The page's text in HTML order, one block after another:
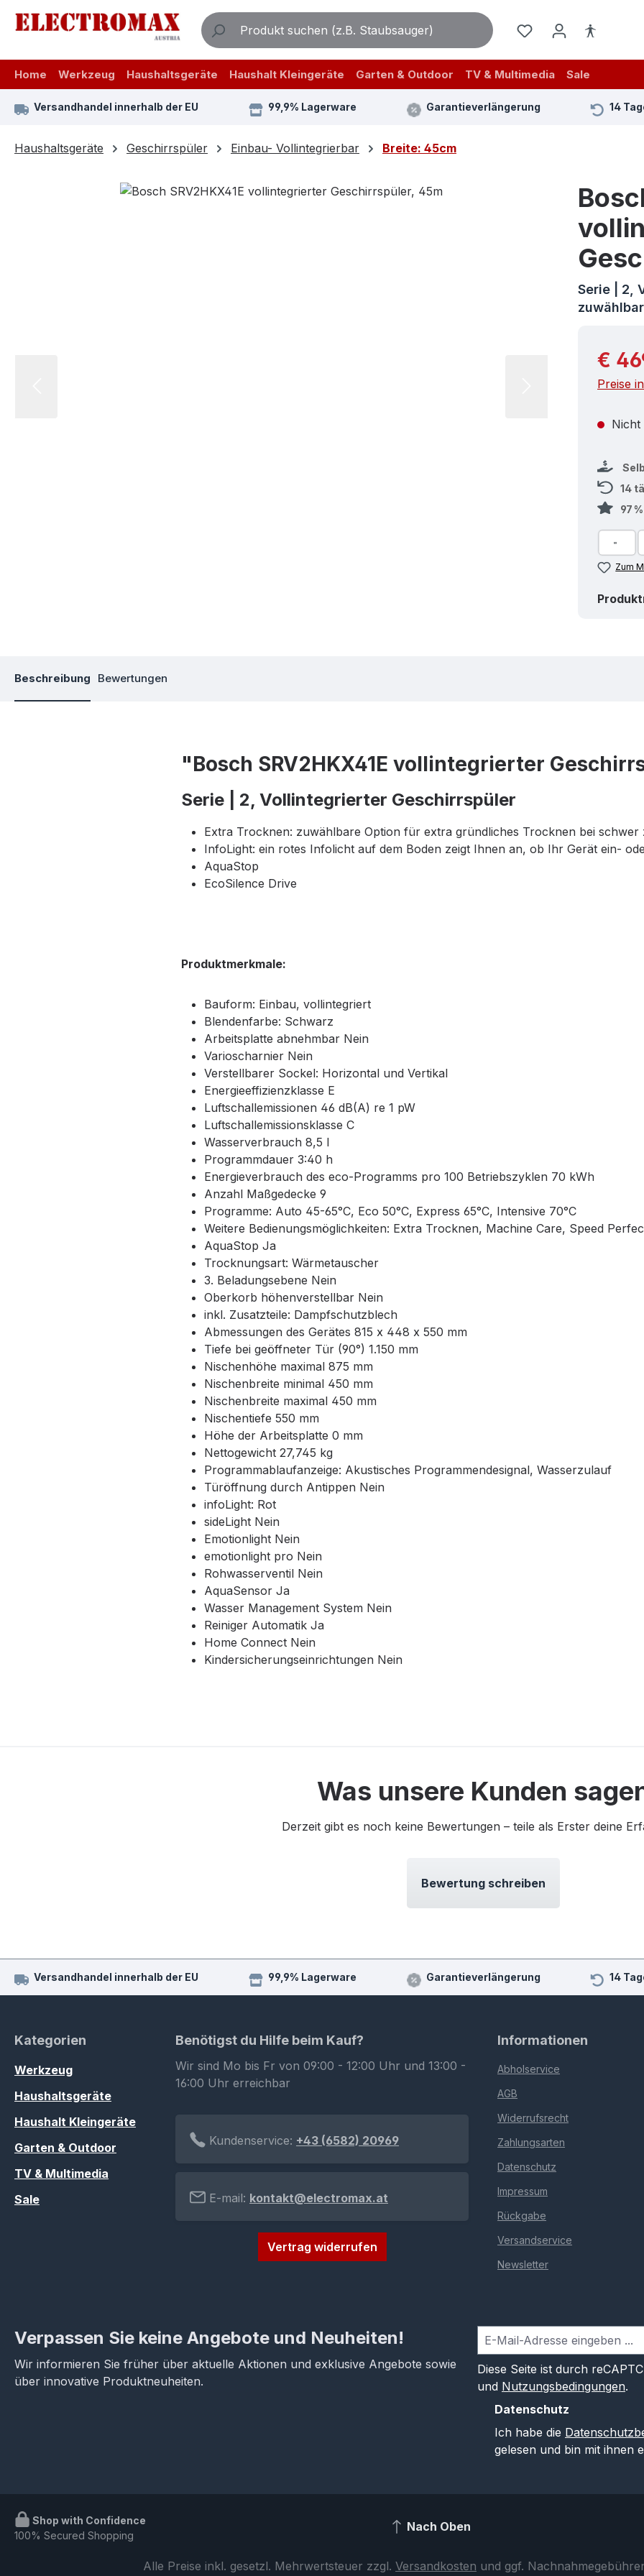
Hauptinhalt springen
Zur Suche springen
Zur Hauptnavigation springen
Home Werkzeug Haushaltsgeräte Haushalt Kleingeräte Garten & Outdoor TV & Multimedia Sale
Versandhandel innerhalb der EU 99,9% Lagerware Garantieverlängerung 14
Haushaltsgeräte Geschirrspüler Einbau- Vollintegrierbar Breite: 45cm
Bildergalerie überspringen
Serie | 2,
€
Preise
14
97
Zum
Beschreibung Bewertungen
"Bosch SRV2HKX41E vollintegrierter
Serie | 2, Vollintegrierter Geschirrspüler
Extra Trocknen: zuwählbare Option für extra gründliches Trocknen bei
InfoLight: ein rotes Infolicht auf dem Boden zeigt Ihnen an, ob Ihr Gerät ein-
AquaStop
EcoSilence Drive
Produktmerkmale:
Bauform: Einbau, vollintegriert
Blendenfarbe: Schwarz
Arbeitsplatte abnehmbar Nein
Varioscharnier Nein
Verstellbarer Sockel: Horizontal und Vertikal
Energieeffizienzklasse E
Luftschallemissionen 46 dB(A) re 1 pW
Luftschallemissionsklasse C
Wasserverbrauch 8,5 l
Programmdauer 3:40 h
Energieverbrauch des eco-Programms pro 100 Betriebszyklen 70 kWh
Anzahl Maßgedecke 9
Programme: Auto 45-65°C, Eco 50°C, Express 65°C, Intensive 70°C
Weitere Bedienungsmöglichkeiten: Extra Trocknen, Machine Care, Speed
AquaStop Ja
Trocknungsart: Wärmetauscher
3. Beladungsebene Nein
Oberkorb höhenverstellbar Nein
inkl. Zusatzteile: Dampfschutzblech
Abmessungen des Gerätes 815 x 448 x 550 mm
Tiefe bei geöffneter Tür (90°) 1.150 mm
Nischenhöhe maximal 875 mm
Nischenbreite minimal 450 mm
Nischenbreite maximal 450 mm
Nischentiefe 550 mm
Höhe der Arbeitsplatte 0 mm
Nettogewicht 27,745 kg
Programmablaufanzeige: Akustisches Programmendesignal, Wasserzulauf
Türöffnung durch Antippen Nein
infoLight: Rot
sideLight Nein
Emotionlight Nein
emotionlight pro Nein
Rohwasserventil Nein
AquaSensor Ja
Wasser Management System Nein
Reiniger Automatik Ja
Home Connect Nein
Kindersicherungseinrichtungen Nein
Was unsere Kunden
Derzeit gibt es noch keine Bewertungen – teile als Erster deine
Bewertung schreiben
Versandhandel innerhalb der EU 99,9% Lagerware Garantieverlängerung 14
Kategorien
Werkzeug
Haushaltsgeräte
Haushalt Kleingeräte
Garten & Outdoor
TV & Multimedia
Sale
Benötigst du Hilfe beim Kauf?
Wir sind Mo bis Fr von 09:00 - 12:00 Uhr und 13:00 -
16:00 Uhr erreichbar
Kundenservice: +43 (6582) 20969
E-mail: kontakt@electromax.at
Vertrag widerrufen
Informationen
Abholservice
AGB
Widerrufsrecht
Zahlungsarten
Datenschutz
Impressum
Rückgabe
Versandservice
Newsletter
Verpassen Sie keine Angebote und Neuheiten!
Wir informieren Sie früher über aktuelle Aktionen und exklusive Angebote sowie
über innovative Produktneuheiten.
Diese Seite ist durch
und Nutzungsbedingungen.
Datenschutz
Ich habe die
gelesen und bin mit ihnen
Shop with Confidence
100% Secured Shopping
Nach Oben
Alle Preise inkl. gesetzl. Mehrwertsteuer zzgl. Versandkosten und ggf.